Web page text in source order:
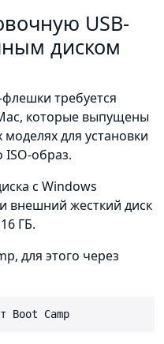
USB-
диском
требуется
которые выпущены
для установки
ISO-образ.
с Windows
внешний жесткий диск
ГБ.
для этого через
Boot Camp